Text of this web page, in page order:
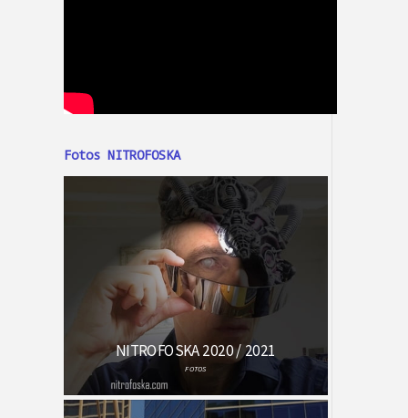
Fotos NITROFOSKA